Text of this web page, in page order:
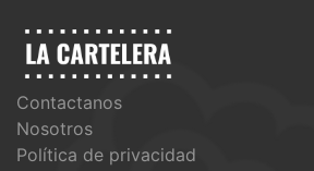
Contactanos
Nosotros
Política de privacidad